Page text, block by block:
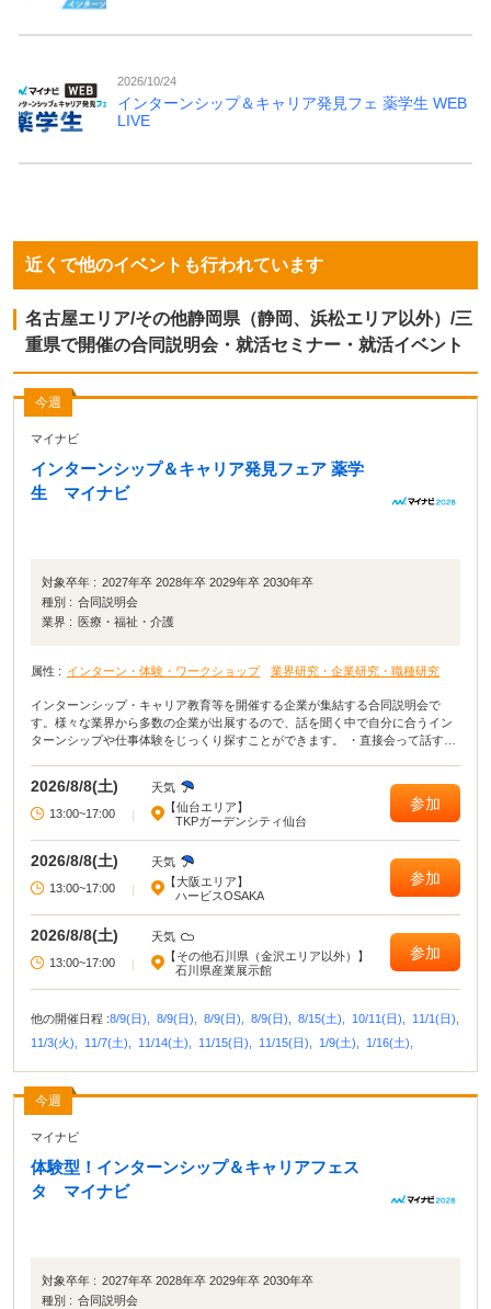
2026/10/24
インターンシップ＆キャリア発見フェ 薬学生 WEB
LIVE
近くで他のイベントも行われています
名古屋エリア/その他静岡県（静岡、浜松エリア以外）/三
重県で開催の合同説明会・就活セミナー・就活イベント
今週
マイナビ
インターンシップ＆キャリア発見フェア 薬学
生 マイナビ
対象卒年 : 2027年卒 2028年卒 2029年卒 2030年卒
種別 : 合同説明会
業界 :
医療・福祉・介護
属性 : インターン・体験・ワークショップ 業界研究・企業研究・職種研究
インターンシップ・キャリア教育等を開催する企業が集結する合同説明会で
す。様々な業界から多数の企業が出展するので、話を聞く中で自分に合うイン
ターンシップや仕事体験をじっくり探すことができます。 ・直接会って話すこ
る！ ・周囲の学生の雰囲気が分かり意識が高まる！
2026/8/8(土)
天気
13:00~17:00
|
【仙台エリア】
TKPガーデンシティ仙台
参加
2026/8/8(土)
天気
13:00~17:00
|
【大阪エリア】
ハービスOSAKA
参加
2026/8/8(土)
天気
13:00~17:00
|
【その他石川県（金沢エリア以外）】
石川県産業展示館
参加
他の開催日程 :8/9(日), 8/9(日), 8/9(日), 8/9(日), 8/15(土), 10/11(日),
11/1(日),
11/3(火),
11/7(土), 11/14(土), 11/15(日), 11/15(日), 1/9(土), 1/16(土),
今週
マイナビ
体験型！インターンシップ＆キャリアフェス
タ マイナビ
対象卒年 : 2027年卒 2028年卒 2029年卒 2030年卒
種別 : 合同説明会